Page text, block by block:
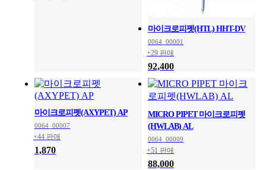
마이크로피펫(HTL) HHT-DV
0064_00001
+29 판매
92,400
마이크로피펫(AXYPET) AP
0064_00007
+44 판매
1,870
MICRO PIPET 마이크로피펫
(HWLAB) AL
0064_00009
+51 판매
88,000